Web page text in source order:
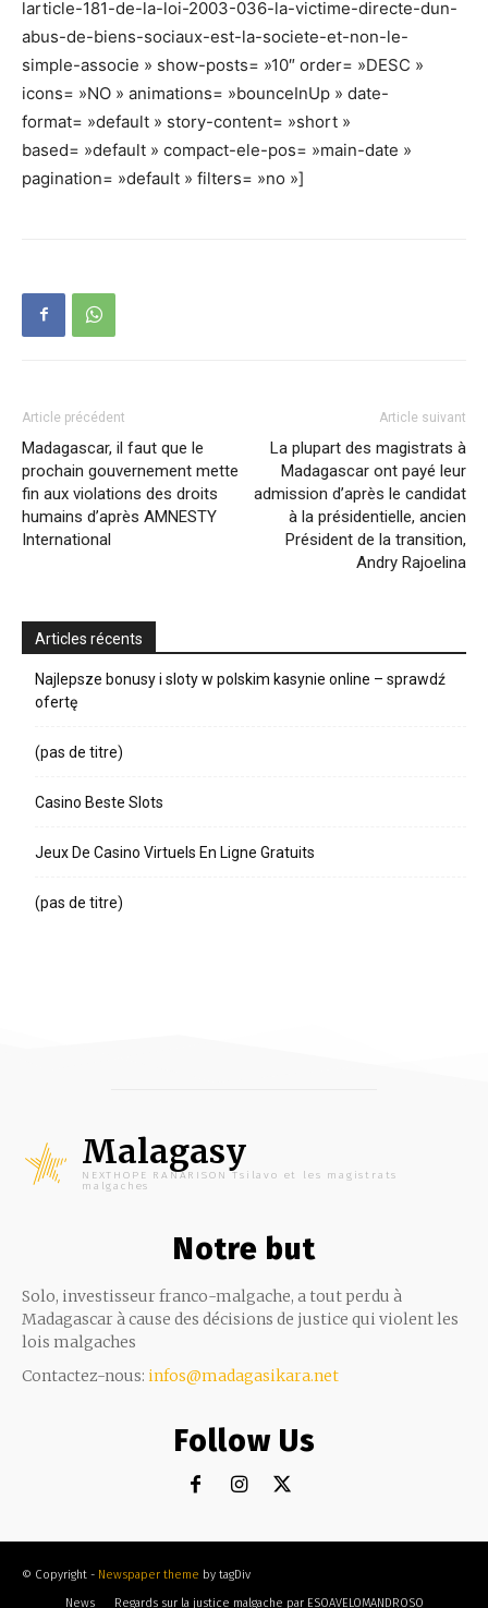
larticle-181-de-la-loi-2003-036-la-victime-directe-dun-
abus-de-biens-sociaux-est-la-societe-et-non-le-
simple-associe » show-posts= »10″ order= »DESC »
icons= »NO » animations= »bounceInUp » date-
format= »default » story-content= »short »
based= »default » compact-ele-pos= »main-date »
pagination= »default » filters= »no »]
Article précédent
Madagascar, il faut que le
prochain gouvernement mette
fin aux violations des droits
humains d’après AMNESTY
International
Article suivant
La plupart des magistrats à
Madagascar ont payé leur
admission d’après le candidat
à la présidentielle, ancien
Président de la transition,
Andry Rajoelina
Articles récents
Najlepsze bonusy i sloty w polskim kasynie online – sprawdź
ofertę
(pas de titre)
Casino Beste Slots
Jeux De Casino Virtuels En Ligne Gratuits
(pas de titre)
Malagasy
NEXTHOPE RANARISON Tsilavo et les magistrats
malgaches
Notre but
Solo, investisseur franco-malgache, a tout perdu à
Madagascar à cause des décisions de justice qui violent les
lois malgaches
Contactez-nous: infos@madagasikara.net
Follow Us
© Copyright - Newspaper theme by tagDiv
News
Regards sur la justice malgache par ESOAVELOMANDROSO